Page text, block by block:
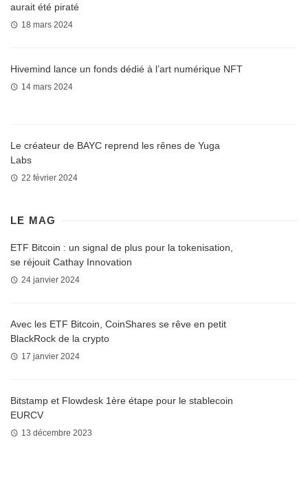
aurait été piraté
18 mars 2024
Hivemind lance un fonds dédié à l’art numérique NFT
14 mars 2024
Le créateur de BAYC reprend les rênes de Yuga
Labs
22 février 2024
LE MAG
ETF Bitcoin : un signal de plus pour la tokenisation,
se réjouit Cathay Innovation
24 janvier 2024
Avec les ETF Bitcoin, CoinShares se rêve en petit
BlackRock de la crypto
17 janvier 2024
Bitstamp et Flowdesk 1ère étape pour le stablecoin
EURCV
13 décembre 2023